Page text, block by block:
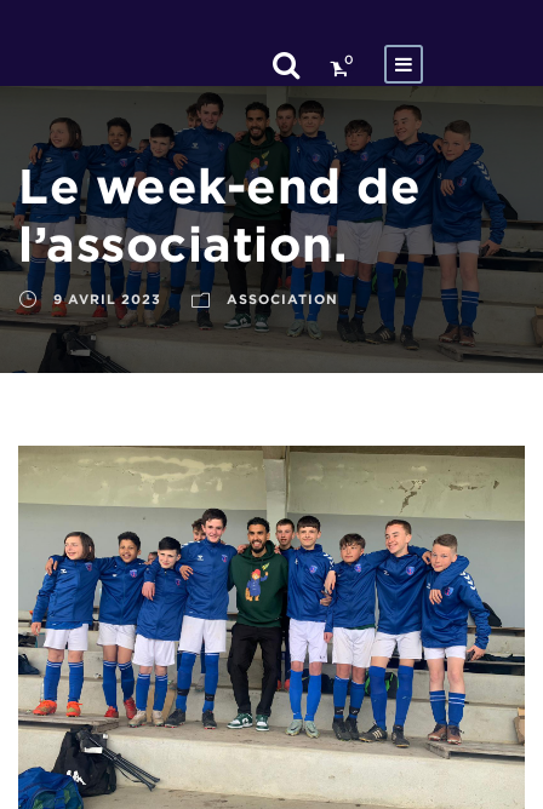
0
Le week-end de
l’association.
9 AVRIL 2023 ASSOCIATION